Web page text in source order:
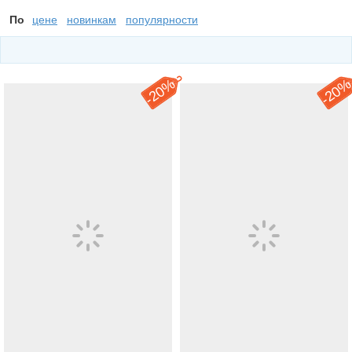
По цене новинкам популярности
-
20% -